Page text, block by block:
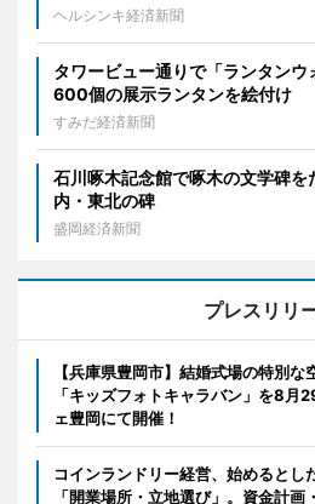
ヘルシンキ経済新聞
タワービュー通りで「ランタン
600個の展示ランタンを絵付け
すみだ経済新聞
石川啄木記念館で啄木の文学碑
内・東北の碑
盛岡経済新聞
プレスリリ
【兵庫県豊岡市】結婚式場の特別な
「キッズフォトキャラバン」を8月
ェ豊岡にて開催！
コインランドリー経営、始めるとし
「開業場所・立地選び」。資金計画